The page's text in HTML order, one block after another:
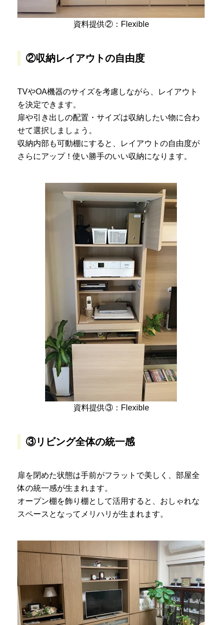
資料提供②：Flexible
②収納レイアウトの自由度
TVやOA機器のサイズを考慮しながら、レイアウト
を決定できます。
扉や引き出しの配置・サイズは収納したい物に合わ
せて選択しましょう。
収納内部も可動棚にすると、レイアウトの自由度が
さらにアップ！使い勝手のいい収納になります。
資料提供③：Flexible
③リビング全体の統一感
扉を閉めた状態は手前がフラットで美しく、部屋全
体の統一感が生まれます。
オープン棚を飾り棚として活用すると、おしゃれな
スペースとなってメリハリが生まれます。